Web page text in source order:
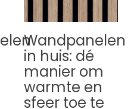
Wandpanelen
in huis: dé
manier om
warmte en
sfeer toe te